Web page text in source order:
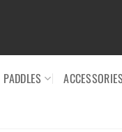
PADDLES ACCESSORIES